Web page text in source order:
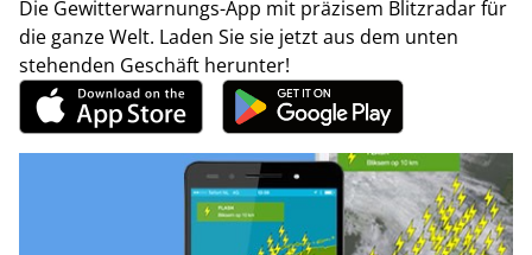
Die Gewitterwarnungs-App mit präzisem Blitzradar für
die ganze Welt. Laden Sie sie jetzt aus dem unten
stehenden Geschäft herunter!